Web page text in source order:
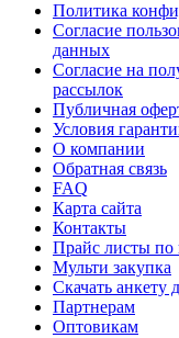
Политика
Согласие
данных
Согласие на
рассылок
Публичная
Условия
О компании
Обратная связь
FAQ
Карта сайта
Контакты
Прайс листы по
Мульти закупка
Скачать анкету
Партнерам
Оптовикам